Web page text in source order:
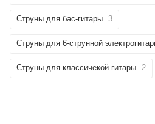
Струны для бас-гитары 3
Струны для 6-струнной
Струны для классичекой гитары 2